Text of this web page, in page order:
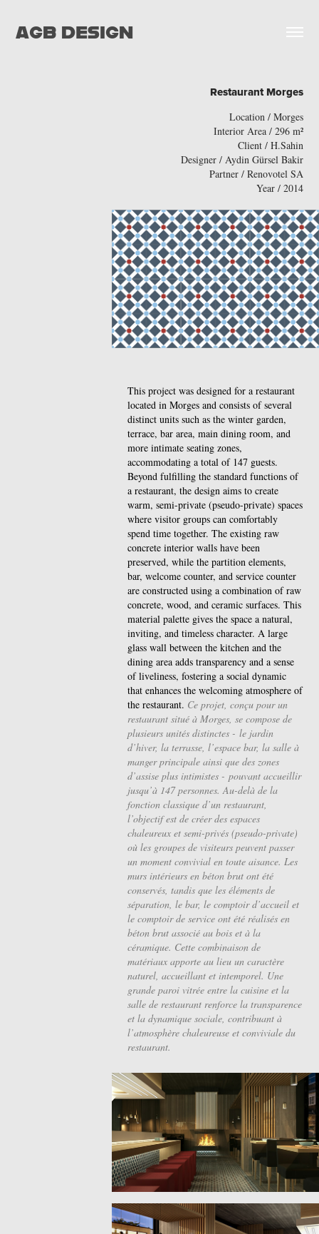
AGB DESIGN
Restaurant Morges
Location / Morges
Interior Area / 296 m²
Client / H.Sahin
Designer / Aydin Gürsel Bakir
Partner / Renovotel SA
Year / 2014
This project was designed for a restaurant
located in Morges and consists of several
distinct units such as the winter garden,
terrace, bar area, main dining room, and
more intimate seating zones,
accommodating a total of 147 guests.
Beyond fulfilling the standard functions of
a restaurant, the design aims to create
warm, semi-private (pseudo-private) spaces
where visitor groups can comfortably
spend time together. The existing raw
concrete interior walls have been
preserved, while the partition elements,
bar, welcome counter, and service counter
are constructed using a combination of raw
concrete, wood, and ceramic surfaces. This
material palette gives the space a natural,
inviting, and timeless character. A large
glass wall between the kitchen and the
dining area adds transparency and a sense
of liveliness, fostering a social dynamic
that enhances the welcoming atmosphere of
the restaurant. Ce projet, conçu pour un
restaurant situé à Morges, se compose de
plusieurs unités distinctes - le jardin
d’hiver, la terrasse, l’espace bar, la salle à
manger principale ainsi que des zones
d’assise plus intimistes - pouvant accueillir
jusqu’à 147 personnes. Au-delà de la
fonction classique d’un restaurant,
l’objectif est de créer des espaces
chaleureux et semi-privés (pseudo-private)
où les groupes de visiteurs peuvent passer
un moment convivial en toute aisance. Les
murs intérieurs en béton brut ont été
conservés, tandis que les éléments de
séparation, le bar, le comptoir d’accueil et
le comptoir de service ont été réalisés en
béton brut associé au bois et à la
céramique. Cette combinaison de
matériaux apporte au lieu un caractère
naturel, accueillant et intemporel. Une
grande paroi vitrée entre la cuisine et la
salle de restaurant renforce la transparence
et la dynamique sociale, contribuant à
l’atmosphère chaleureuse et conviviale du
restaurant.